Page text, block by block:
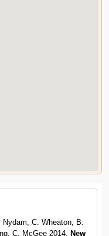
C. Wheaton, B.
C. McGee 2014, New